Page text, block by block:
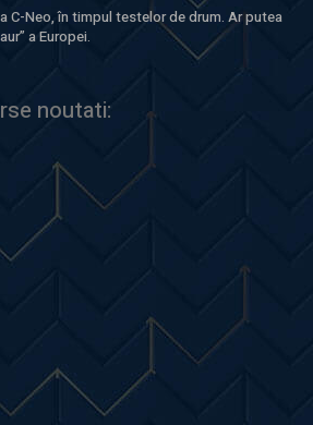
C-Neo, în timpul testelor de drum. Ar putea
a Europei.
noutati: